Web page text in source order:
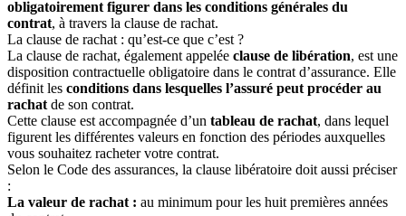
obligatoirement figurer dans les conditions générales du
contrat, à travers la clause de rachat.
La clause de rachat : qu’est-ce que c’est ?
La clause de rachat, également appelée clause de libération, est une
disposition contractuelle obligatoire dans le contrat d’assurance. Elle
définit les conditions dans lesquelles l’assuré peut procéder au
rachat de son contrat.
Cette clause est accompagnée d’un tableau de rachat, dans lequel
figurent les différentes valeurs en fonction des périodes auxquelles
vous souhaitez racheter votre contrat.
Selon le Code des assurances, la clause libératoire doit aussi préciser
:
La valeur de rachat : au minimum pour les huit premières années